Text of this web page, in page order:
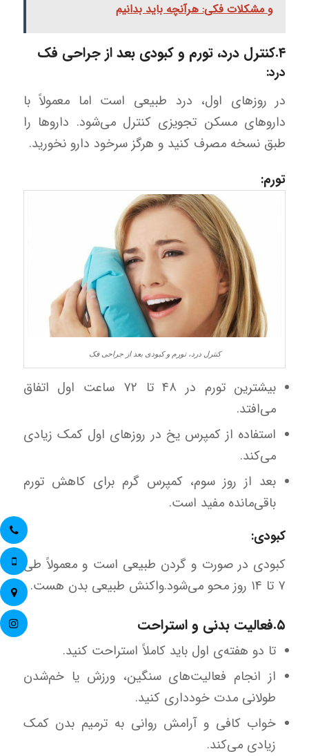
و مشکلات فکی: هرآنچه باید بدانیم
۴.کنترل درد، تورم و کبودی بعد از جراحی فک
درد:
در روزهای اول، درد طبیعی است اما معمولاً با
داروهای مسکن تجویزی کنترل می‌شود. داروها را
طبق نسخه مصرف کنید و هرگز سرخود دارو نخورید.
تورم:
کنترل درد، تورم و کبودی بعد از جراحی فک
بیشترین تورم در ۴۸ تا ۷۲ ساعت اول اتفاق
می‌افتد.
استفاده از کمپرس یخ در روزهای اول کمک زیادی
می‌کند.
بعد از روز سوم، کمپرس گرم برای کاهش تورم
باقی‌مانده مفید است.
کبودی:
کبودی در صورت و گردن طبیعی است و معمولاً طی
۷ تا ۱۴ روز محو می‌شود.واکنش طبیعی بدن هست.
۵.فعالیت بدنی و استراحت
تا دو هفته‌ی اول باید کاملاً استراحت کنید.
از انجام فعالیت‌های سنگین، ورزش یا خم‌شدن
طولانی مدت خودداری کنید.
خواب کافی و آرامش روانی به ترمیم بدن کمک
زیادی می‌کند.